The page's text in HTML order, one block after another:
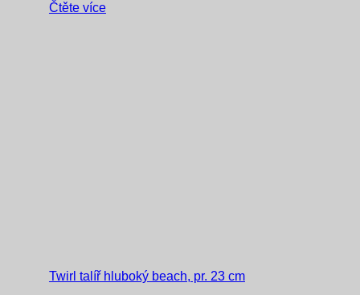
Čtěte více
Twirl talíř hluboký beach, pr. 23 cm